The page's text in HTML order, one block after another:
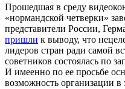
Прошедшая в среду
«нормандской четверки»
представители России,
пришли к выводу, что
лидеров стран ради самой
советников состоялась по
И имеенно по ее просьбе
возможность организации в